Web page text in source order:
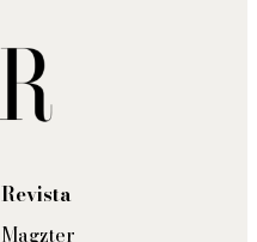
Revista
Magzter